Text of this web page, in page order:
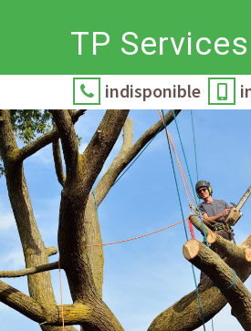
TP Services
indisponible